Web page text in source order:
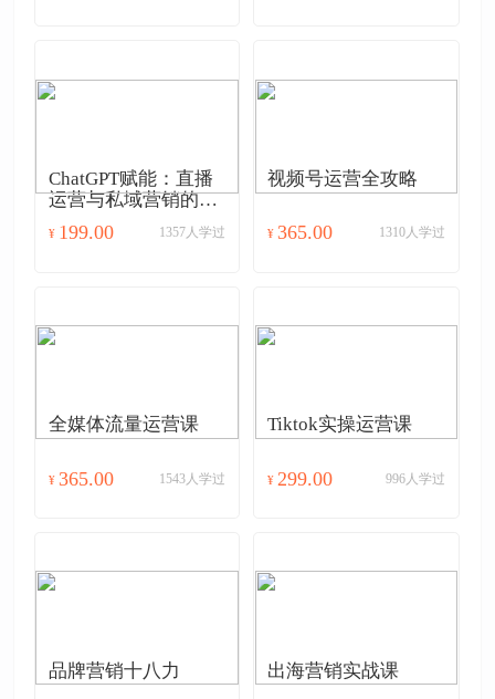
ChatGPT赋能：直播
运营与私域营销的AI
应用实战
¥ 199.00 1357人学过
视频号运营全攻略
¥ 365.00 1310人学过
全媒体流量运营课
¥ 365.00 1543人学过
Tiktok实操运营课
¥ 299.00 996人学过
品牌营销十八力 出海营销实战课